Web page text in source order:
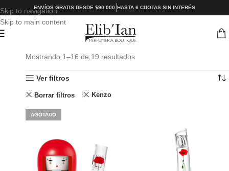
Skip to navigation
Skip to main content
ENVÍOS GRATIS DESDE $90.000 HASTA 6 CUOTAS SIN INTERÉS
Mostrando 1–16 de 19 resultados
Ver filtros
Borrar filtros Kenzo
AGOTADO